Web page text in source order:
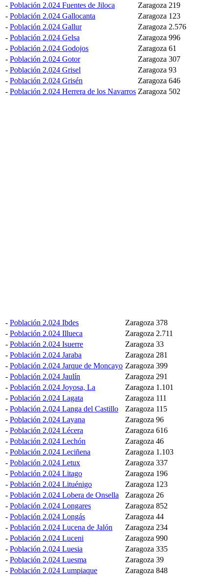
- Población 2.024 Fuentes de Jiloca Zaragoza 219
- Población 2.024 Gallocanta Zaragoza 123
- Población 2.024 Gallur Zaragoza 2.576
- Población 2.024 Gelsa Zaragoza 996
- Población 2.024 Godojos Zaragoza 61
- Población 2.024 Gotor Zaragoza 307
- Población 2.024 Grisel Zaragoza 93
- Población 2.024 Grisén Zaragoza 646
- Población 2.024 Herrera de los Navarros Zaragoza 502
- Población 2.024 Ibdes Zaragoza 378
- Población 2.024 Illueca Zaragoza 2.711
- Población 2.024 Isuerre Zaragoza 33
- Población 2.024 Jaraba Zaragoza 281
- Población 2.024 Jarque de Moncayo Zaragoza 399
- Población 2.024 Jaulín Zaragoza 291
- Población 2.024 Joyosa, La Zaragoza 1.101
- Población 2.024 Lagata Zaragoza 111
- Población 2.024 Langa del Castillo Zaragoza 115
- Población 2.024 Layana Zaragoza 96
- Población 2.024 Lécera Zaragoza 616
- Población 2.024 Lechón Zaragoza 46
- Población 2.024 Leciñena Zaragoza 1.103
- Población 2.024 Letux Zaragoza 337
- Población 2.024 Litago Zaragoza 196
- Población 2.024 Lituénigo Zaragoza 123
- Población 2.024 Lobera de Onsella Zaragoza 26
- Población 2.024 Longares Zaragoza 852
- Población 2.024 Longás Zaragoza 44
- Población 2.024 Lucena de Jalón Zaragoza 234
- Población 2.024 Luceni Zaragoza 990
- Población 2.024 Luesia Zaragoza 335
- Población 2.024 Luesma Zaragoza 39
- Población 2.024 Lumpiaque Zaragoza 848